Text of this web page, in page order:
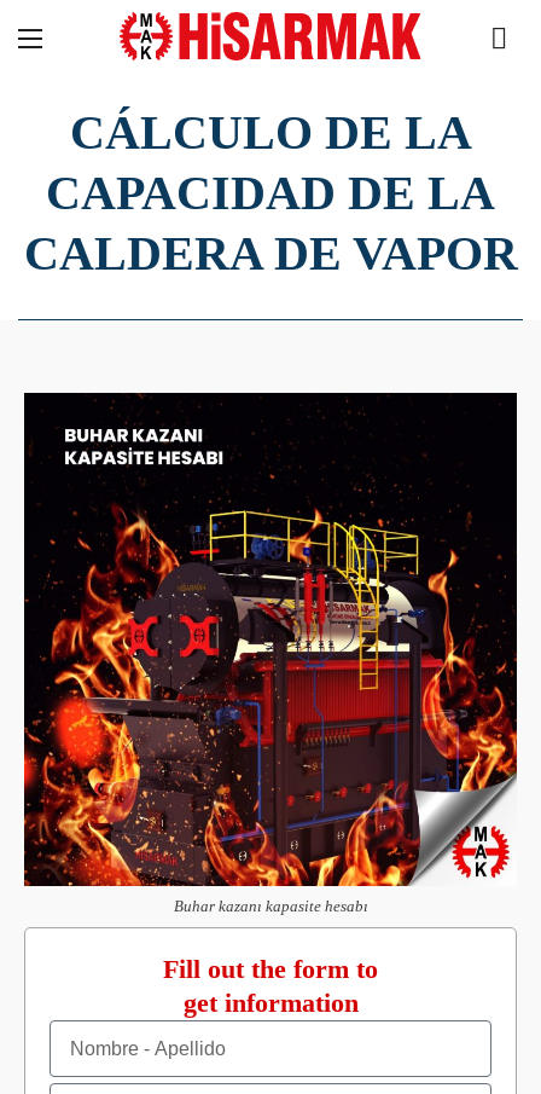
CÁLCULO DE LA
CAPACIDAD DE LA
CALDERA DE VAPOR
Buhar kazanı kapasite hesabı
Fill out the form to
get information